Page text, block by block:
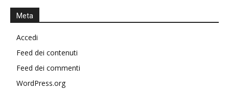
Meta
Accedi
Feed dei contenuti
Feed dei commenti
WordPress.org